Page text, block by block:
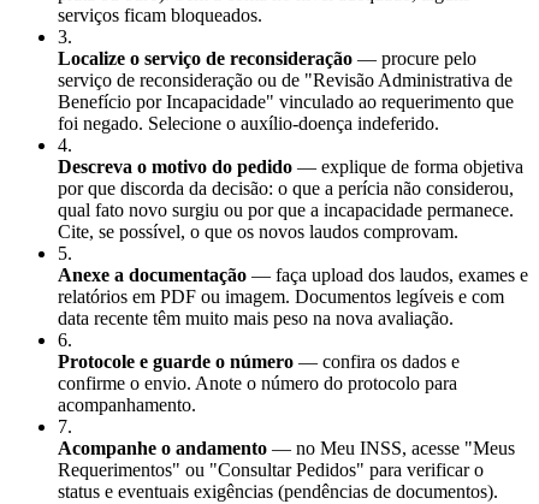
serviços ficam bloqueados.
3.
Localize o serviço de reconsideração — procure pelo
serviço de reconsideração ou de "Revisão Administrativa de
Benefício por Incapacidade" vinculado ao requerimento que
foi negado. Selecione o auxílio-doença indeferido.
4.
Descreva o motivo do pedido — explique de forma objetiva
por que discorda da decisão: o que a perícia não considerou,
qual fato novo surgiu ou por que a incapacidade permanece.
Cite, se possível, o que os novos laudos comprovam.
5.
Anexe a documentação — faça upload dos laudos, exames e
relatórios em PDF ou imagem. Documentos legíveis e com
data recente têm muito mais peso na nova avaliação.
6.
Protocole e guarde o número — confira os dados e
confirme o envio. Anote o número do protocolo para
acompanhamento.
7.
Acompanhe o andamento — no Meu INSS, acesse "Meus
Requerimentos" ou "Consultar Pedidos" para verificar o
status e eventuais exigências (pendências de documentos).